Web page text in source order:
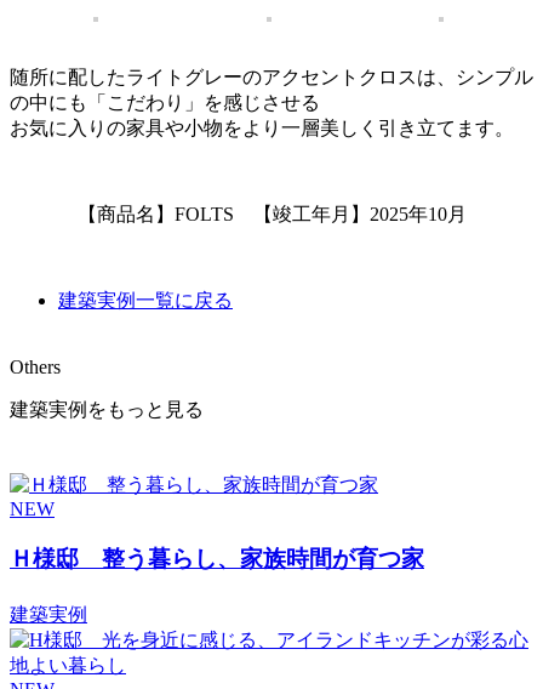
随所に配したライトグレーのアクセントクロスは、シンプル
の中にも「こだわり」を感じさせる
お気に入りの家具や小物をより一層美しく引き立てます。
【商品名】FOLTS 【竣工年月】2025年10月
建築実例一覧に戻る
Others
建築実例をもっと見る
NEW
Ｈ様邸 整う暮らし、家族時間が育つ家
建築実例